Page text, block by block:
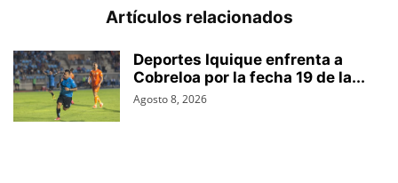
Artículos relacionados
Deportes Iquique enfrenta a
Cobreloa por la fecha 19 de la...
Agosto 8, 2026